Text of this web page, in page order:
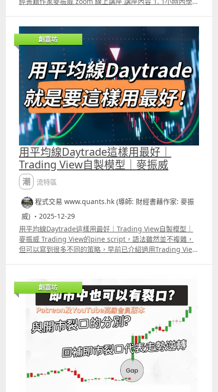
4.如何快速將pine script寫的交易策略轉為python版本 5.
如何快速學懂用python寫運用排盤市場深度數據的交易策略
autotrade 6.期指盤路分析原理講解 報名whatspp
69091306 或電郵paul.mark881@gmail.com
創富坊
用平均線Daytrade這樣用最好｜
Trading View自製模型｜麥振威
潮流特區
程式交易 www.quants.hk (導師: 財經書藉作家: 麥振
威) ・2025-12-29
用平均線Daytrade這樣用最好｜Trading View自製模型｜
麥振威 Trading View的pine script，語法雖然並不複雜，
但可以寫到很多不同的策略，早前已介紹過用Trading View
型，比純粹「目測」股價是否高於低位平均線，又或股價與
平均線是否出現重大差距等常見方法好得多。
創富坊